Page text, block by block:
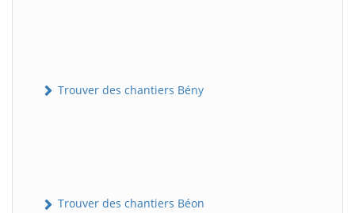
Trouver des chantiers Bény
Trouver des chantiers Béon